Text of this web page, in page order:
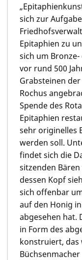
sich zur
Epitaphien zu
sich um
vor rund 500
Grabsteinen der
Rochus
Spende des
Epitaphien
sehr originelles
werden soll.
findet sich die
sitzenden
dessen Kopf
sich offenbar
auf den Honig
abgesehen hat.
in Form des
konstruiert,